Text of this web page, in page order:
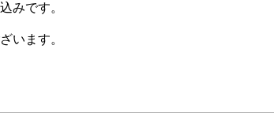
みです。
います。